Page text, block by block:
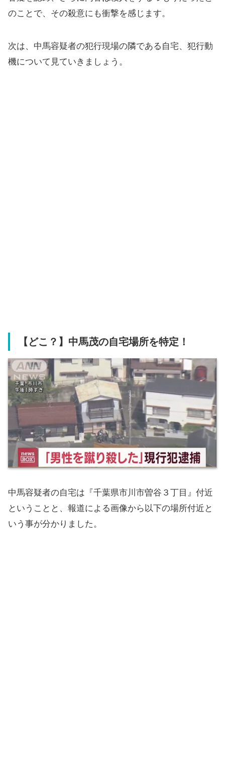
のことで、その殺意にも衝撃を感じます。
次は、中馬容疑者の犯行現場の隣である自宅、犯行動
機について見ていきましょう。
【どこ？】中馬茂の自宅場所を特定！
中馬容疑者の自宅は『千葉県市川市曽谷３丁目』付近
ということと、報道による画像から以下の場所付近と
いう事が分かりました。